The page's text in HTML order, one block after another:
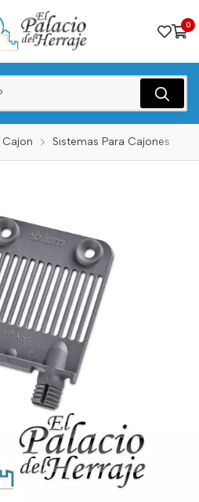
0
Sistemas Para Cajones